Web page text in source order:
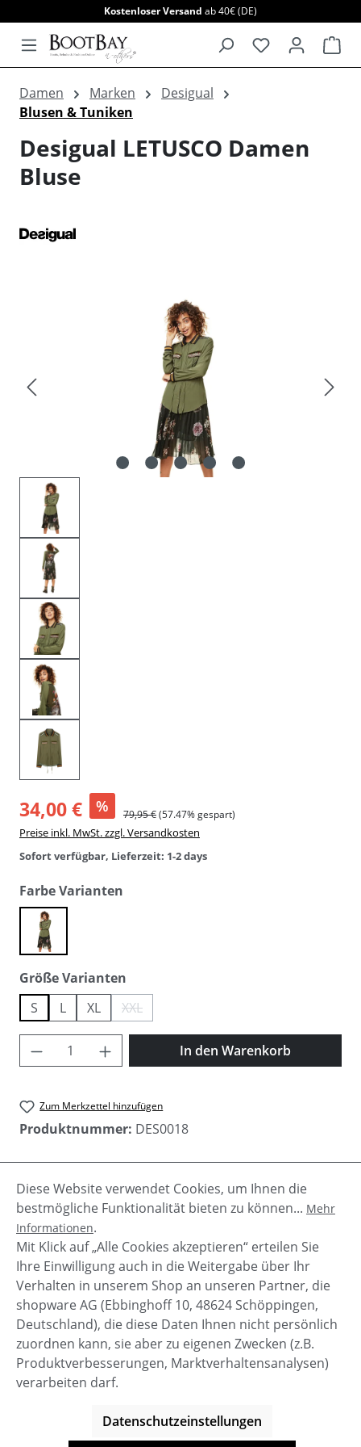
Kostenloser Versand ab 40€ (DE)
Damen Marken
Desigual
Blusen & Tuniken
Desigual LETUSCO Damen
Bluse
34,00 € % 79,95 €(57.47% gespart)
Preise inkl. MwSt. zzgl. Versandkosten
Sofort verfügbar, Lieferzeit: 1-2 days
Farbe Varianten
verde
Größe Varianten
S
L XL XXL(Diese Option ist zurzeit nicht verfügbar.)
Produkt Anzahl: Gib den gewünschten
In den Warenkorb
Zum Merkzettel hinzufügen
Produktnummer: DES0018
Beschreibung
Damen Bluse "Letusco" von Desigual mit Stickerei.
aufgesetzte Brusttaschen Raffung in der Taille
Bündchen an den Ärme…Mehr
Service-Hotline
Informationen
Diese Website verwendet Cookies, um Ihnen die
bestmögliche Funktionalität bieten zu können... Mehr
Informationen.
Mit Klick auf „Alle Cookies akzeptieren“ erteilen Sie
Ihre Einwilligung auch in die Weitergabe über Ihr
Verhalten in unserem Shop an unseren Partner, die
shopware AG (Ebbinghoff 10, 48624 Schöppingen,
Deutschland), die diese Daten Ihnen nicht persönlich
zuordnen kann, sie aber zu eigenen Zwecken (z.B.
Produktverbesserungen, Marktverhaltensanalysen)
verarbeiten darf.
Datenschutzeinstellungen